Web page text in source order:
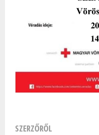
SZERZŐRŐL